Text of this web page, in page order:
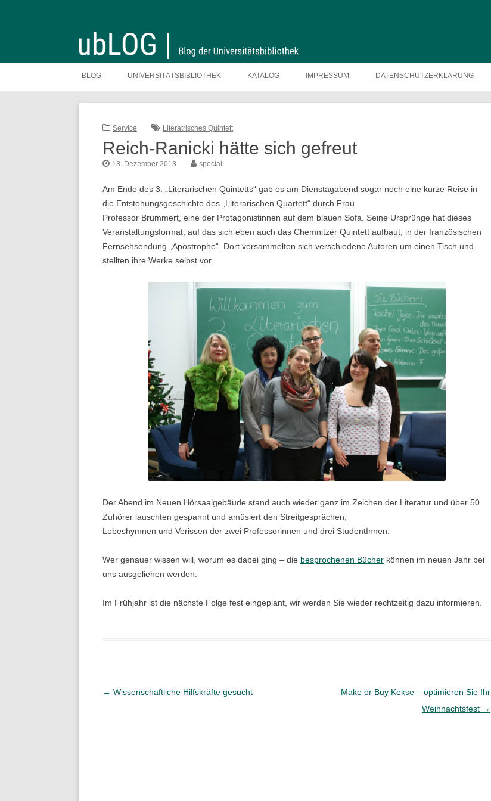
Inhalt
BLOG UNIVERSITÄTSBIBLIOTHEK KATALOG IMPRESSUM DATENSCHUTZERKLÄRUNG
Service Literatrisches Quintett
Reich-Ranicki hätte sich gefreut
13. Dezember 2013 special
Am Ende des 3. „Literarischen Quintetts“ gab es am Dienstagabend sogar noch eine kurze Reise in
die Entstehungsgeschichte des „Literarischen Quartett“ durch Frau
Professor Brummert, eine der Protagonistinnen auf dem blauen Sofa. Seine Ursprünge hat dieses
Veranstaltungsformat, auf das sich eben auch das Chemnitzer Quintett aufbaut, in der französischen
Fernsehsendung „Apostrophe“. Dort versammelten sich verschiedene Autoren um einen Tisch und
stellten ihre Werke selbst vor.
Der Abend im Neuen Hörsaalgebäude stand auch wieder ganz im Zeichen der Literatur und über 50
Zuhörer lauschten gespannt und amüsiert den Streitgesprächen,
Lobeshymnen und Verissen der zwei Professorinnen und drei StudentInnen.
Wer genauer wissen will, worum es dabei ging – die besprochenen Bücher können im neuen Jahr bei
uns ausgeliehen werden.
Im Frühjahr ist die nächste Folge fest eingeplant, wir werden Sie wieder rechtzeitig dazu informieren.
Beitragsnavigation
← Wissenschaftliche Hilfskräfte gesucht
Make or Buy Kekse – optimieren Sie Ihr
Weihnachtsfest →